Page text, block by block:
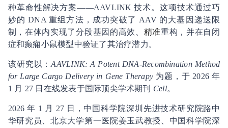
种革命性解决方案——AAVLINK 技术。这项技术通过巧
妙的 DNA 重组方法，成功突破了 AAV 的大基因递送限
制，在体内实现了分段基因的高效、 精准重构，并在自闭
症和癫痫小鼠模型中验证了其治疗潜力。
该研究以：AAVLINK: A Potent DNA-Recombination Method
for Large Cargo Delivery in Gene Therapy 为题，于 2026 年
1 月 27 日在线发表于国际顶尖学术期刊 Cell。
2026 年 1 月 27 日，中国科学院深圳先进技术研究院路中
华研究员、北京大学第一医院姜玉武教授、中国科学院深